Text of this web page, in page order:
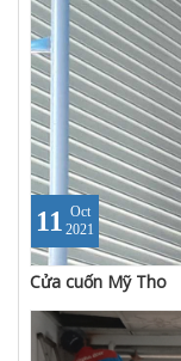
11 Oct
2021
Cửa cuốn Mỹ Tho